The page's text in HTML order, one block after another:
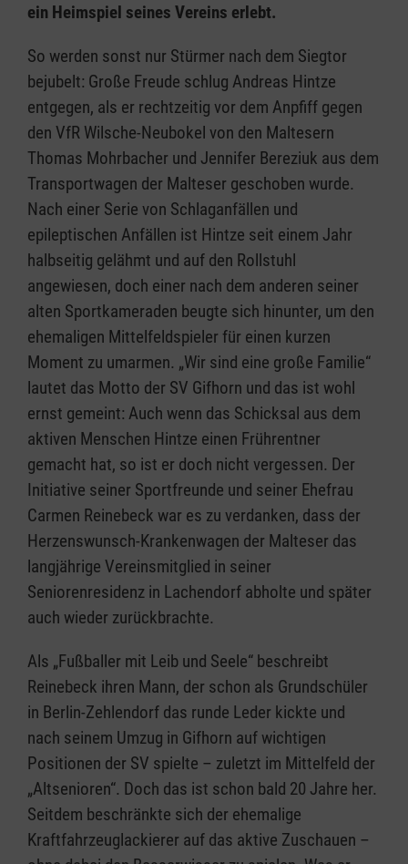
ein Heimspiel seines Vereins erlebt.
So werden sonst nur Stürmer nach dem Siegtor
bejubelt: Große Freude schlug Andreas Hintze
entgegen, als er rechtzeitig vor dem Anpfiff gegen
den VfR Wilsche-Neubokel von den Maltesern
Thomas Mohrbacher und Jennifer Bereziuk aus dem
Transportwagen der Malteser geschoben wurde.
Nach einer Serie von Schlaganfällen und
epileptischen Anfällen ist Hintze seit einem Jahr
halbseitig gelähmt und auf den Rollstuhl
angewiesen, doch einer nach dem anderen seiner
alten Sportkameraden beugte sich hinunter, um den
ehemaligen Mittelfeldspieler für einen kurzen
Moment zu umarmen. „Wir sind eine große Familie“
lautet das Motto der SV Gifhorn und das ist wohl
ernst gemeint: Auch wenn das Schicksal aus dem
aktiven Menschen Hintze einen Frührentner
gemacht hat, so ist er doch nicht vergessen. Der
Initiative seiner Sportfreunde und seiner Ehefrau
Carmen Reinebeck war es zu verdanken, dass der
Herzenswunsch-Krankenwagen der Malteser das
langjährige Vereinsmitglied in seiner
Seniorenresidenz in Lachendorf abholte und später
auch wieder zurückbrachte.
Als „Fußballer mit Leib und Seele“ beschreibt
Reinebeck ihren Mann, der schon als Grundschüler
in Berlin-Zehlendorf das runde Leder kickte und
nach seinem Umzug in Gifhorn auf wichtigen
Positionen der SV spielte – zuletzt im Mittelfeld der
„Altsenioren“. Doch das ist schon bald 20 Jahre her.
Seitdem beschränkte sich der ehemalige
Kraftfahrzeuglackierer auf das aktive Zuschauen –